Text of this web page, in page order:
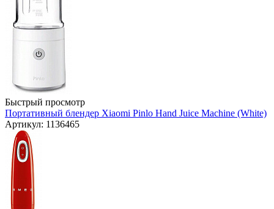
Быстрый просмотр
Портативный блендер Xiaomi Pinlo Hand Juice Machine (White)
Артикул: 1136465